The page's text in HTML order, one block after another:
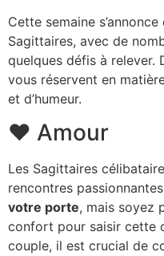
Cette semaine
Sagittaires, avec de
quelques défis à relever.
vous réservent en
et d’humeur.
❤️ Amour
Les Sagittaires
rencontres
votre porte, mais soyez
confort pour saisir cette
couple, il est crucial de